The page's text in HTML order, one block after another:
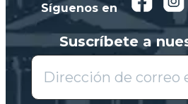
Síguenos en
Suscríbete a